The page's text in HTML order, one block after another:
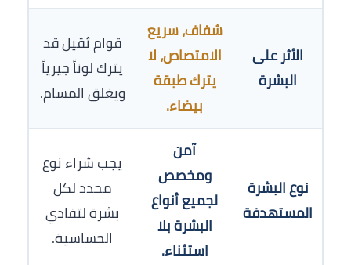
الأثر على
البشرة
شفاف، سريع
الامتصاص، لا
يترك طبقة
بيضاء.
قوام ثقيل قد
يترك لوناً جيرياً
ويغلق المسام.
نوع البشرة
المستهدفة
آمن
ومخصص
لجميع أنواع
البشرة بلا
استثناء.
يجب شراء نوع
محدد لكل
بشرة لتفادي
الحساسية.